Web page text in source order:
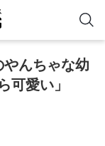
んちゃな幼
可愛い」